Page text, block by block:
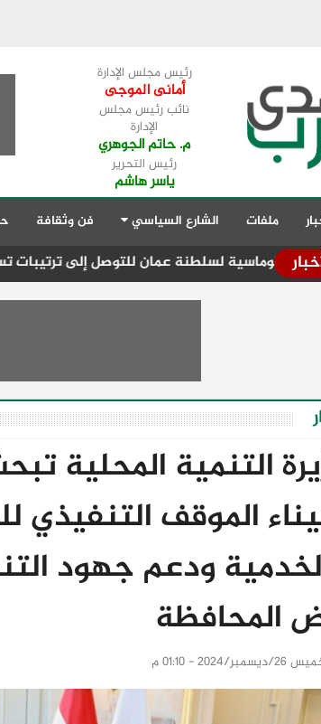
رئيس مجلس الإدارة
أمانى الموجى
نائب رئيس مجلس
الإدارة
م. حاتم الجوهري
رئيس التحرير
ياسر هاشم
ملفات الشارع السياسي فن وثقافة
عمان للتوصل إلى ترتيبات تساعد على فتح
التنمية المحلية
الموقف التنفيذي
ودعم جهود
المحافظة
2024 - 01:10 م